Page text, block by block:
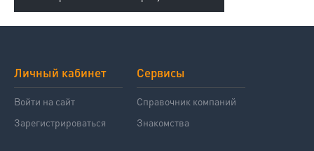
Личный кабинет
Войти на сайт
Зарегистрироваться
Сервисы
Справочник компаний
Знакомства